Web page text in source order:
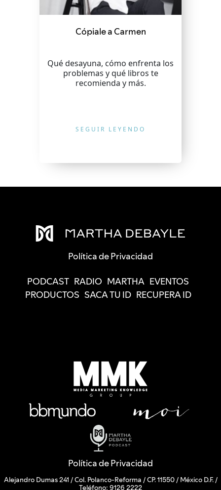
Cópiale a Carmen
Qué desayuna, cómo enfrenta los
problemas y qué libros te
recomienda y más.
SEGUIR LEYENDO
Política de Privacidad
PODCAST RADIO MARTHA EVENTOS
PRODUCTOS SACA TU ID RECUPERA ID
Política de Privacidad
Alejandro Dumas 241 / Col. Polanco-Reforma / CP. 11550 / México D.F. /
Teléfono: 9126 2222